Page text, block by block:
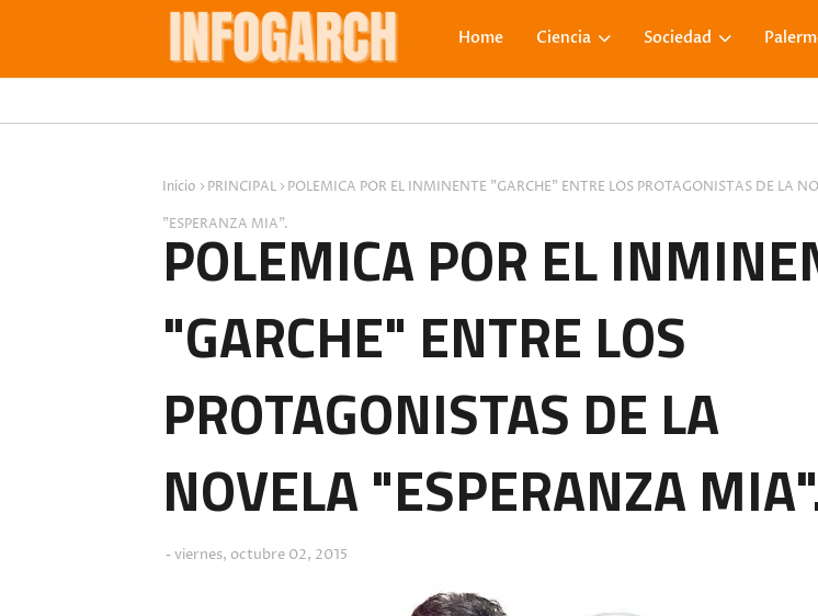
Home Ciencia Sociedad
Inicio PRINCIPAL
POLEMICA POR EL INMINENTE "GARCHE" ENTRE LOS PROTAGONISTAS DE LA
"ESPERANZA MIA".
POLEMICA POR EL
"GARCHE" ENTRE LOS
PROTAGONISTAS DE LA
NOVELA "ESPERANZA
viernes, octubre 02, 2015